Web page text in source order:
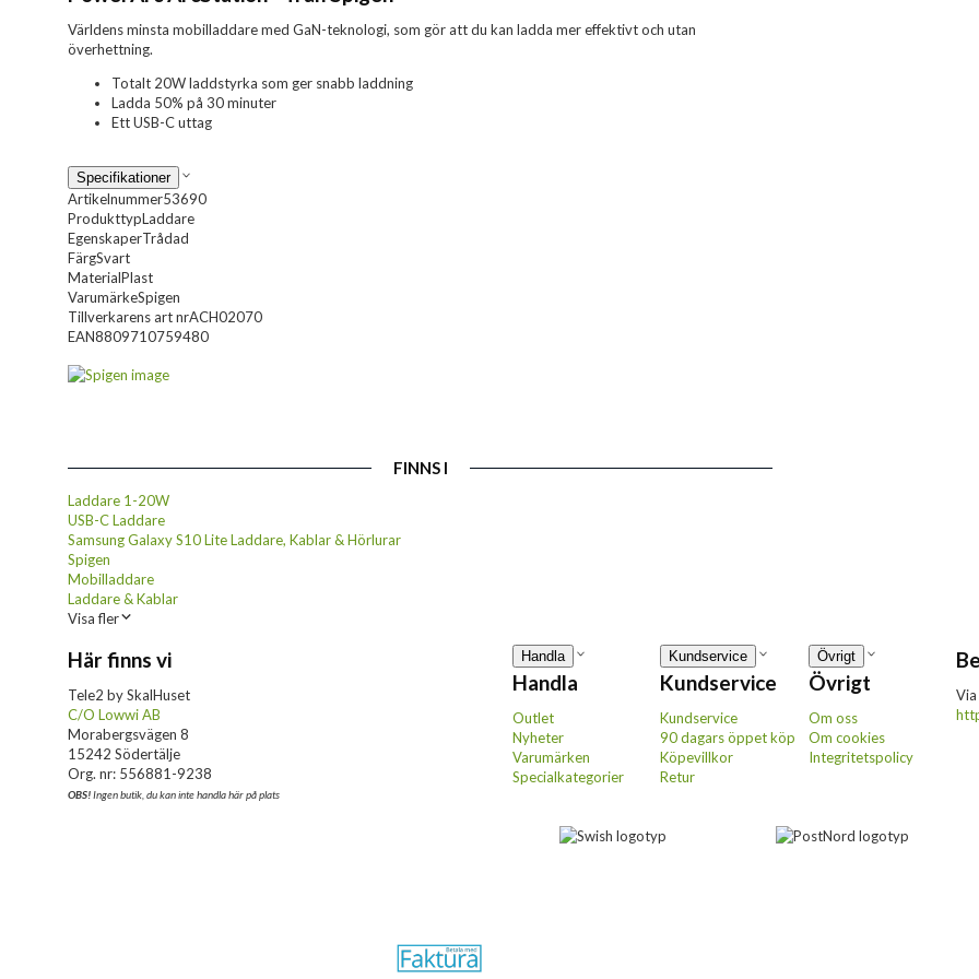
Världens minsta mobilladdare med GaN-teknologi, som gör att du kan ladda mer effektivt och utan
överhettning.
Totalt 20W laddstyrka som ger snabb laddning
Ladda 50% på 30 minuter
Ett USB-C uttag
Specifikationer
Artikelnummer53690
ProdukttypLaddare
EgenskaperTrådad
FärgSvart
MaterialPlast
VarumärkeSpigen
Tillverkarens art nrACH02070
EAN8809710759480
FINNS I
Laddare 1-20W
USB-C Laddare
Samsung Galaxy S10 Lite Laddare, Kablar & Hörlurar
Spigen
Mobilladdare
Laddare & Kablar
Visa fler
Här finns vi
Tele2 by SkalHuset
C/O Lowwi AB
Morabergsvägen 8
15242 Södertälje
Org. nr: 556881-9238
OBS!Ingen butik, du kan inte handla här på plats
Handla
Handla
Outlet
Nyheter
Varumärken
Specialkategorier
Kundservice
Kundservice
Kundservice
90 dagars öppet köp
Köpevillkor
Retur
Övrigt
Övrigt
Om oss
Om cookies
Integritetspolicy